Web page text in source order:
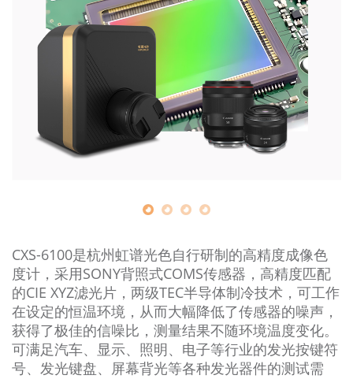
关于我们
CXS-6100是杭州虹谱光色自行研制的高精度成像色
度计，采用SONY背照式COMS传感器，高精度匹配
的CIE XYZ滤光片，两级TEC半导体制冷技术，可工作
在设定的恒温环境，从而大幅降低了传感器的噪声，
获得了极佳的信噪比，测量结果不随环境温度变化。
可满足汽车、显示、照明、电子等行业的发光按键符
号、发光键盘、屏幕背光等各种发光器件的测试需